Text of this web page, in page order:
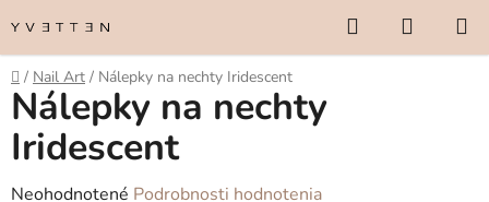
na
obsah
Hľadať
KOŠÍK
Domov
/ Nail Art / Nálepky na nechty Iridescent
Nálepky na nechty
Iridescent
Priemerné
Neohodnotené Podrobnosti hodnotenia